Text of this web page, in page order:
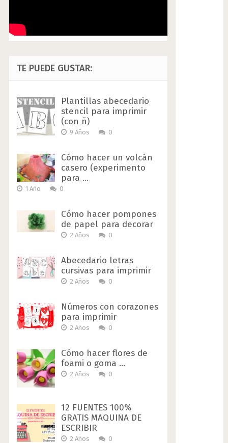
TE PUEDE GUSTAR:
Plantillas abecedario
stencil para imprimir
(con ñ)
9 Años 0
Cómo hacer un volcán
casero (experimento
para …
1 Año 0
Cómo hacer pompones
de papel para decorar
2 Años 0
Abecedario letras
cursivas para imprimir
2 Años 0
Números con corazones
para imprimir
2 Años 0
Cómo hacer flores de
foami o goma …
2 Años 0
12 FUENTES 100%
GRATIS MAQUINA DE
ESCRIBIR
2 Años 0